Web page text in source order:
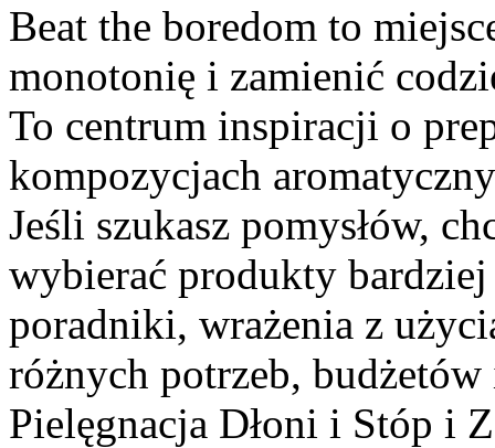
Beat the boredom to
monotonię i zamienić
To centrum inspiracji o
kompozycjach
Jeśli szukasz pomysłów,
wybierać produkty
poradniki, wrażenia z
różnych potrzeb,
Pielęgnacja Dłoni i Stóp i